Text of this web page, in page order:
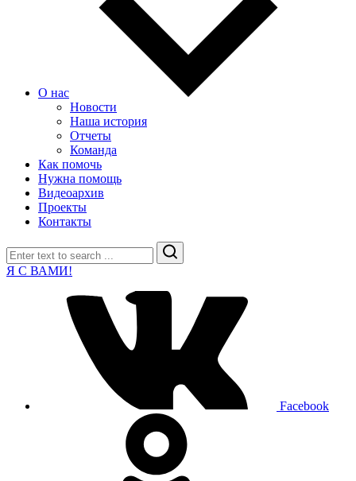
О нас
Новости
Наша история
Отчеты
Команда
Как помочь
Нужна помощь
Видеоархив
Проекты
Контакты
Search
Я С ВАМИ!
Facebook